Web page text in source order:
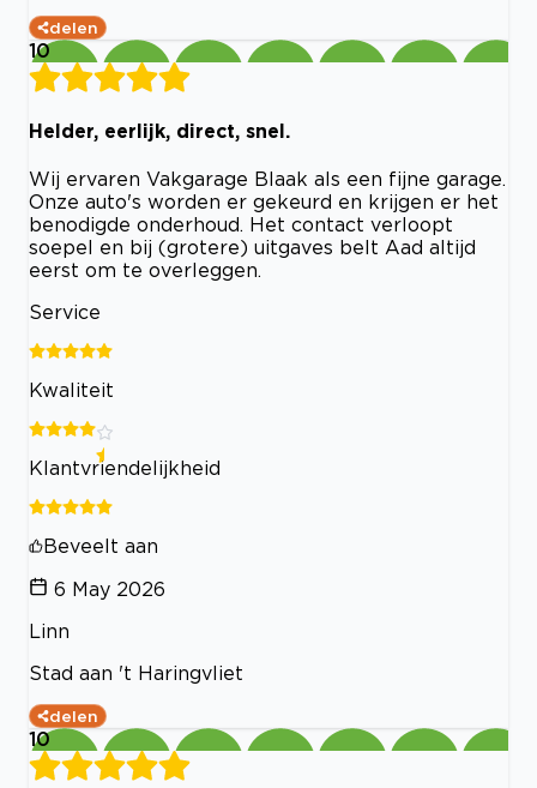
delen
10
Helder, eerlijk, direct, snel.
Wij ervaren Vakgarage Blaak als een fijne garage.
Onze auto's worden er gekeurd en krijgen er het
benodigde onderhoud. Het contact verloopt
soepel en bij (grotere) uitgaves belt Aad altijd
eerst om te overleggen.
Service
Kwaliteit
Klantvriendelijkheid
Beveelt aan
6 May 2026
Linn
Stad aan 't Haringvliet
delen
10